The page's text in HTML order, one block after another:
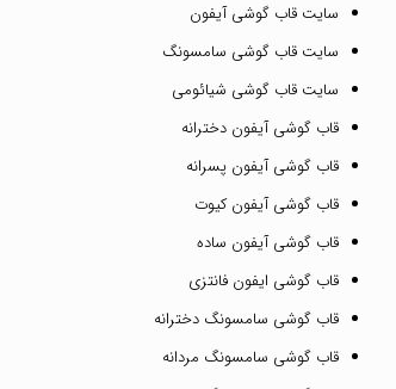
سایت قاب گوشی آیفون
سایت قاب گوشی سامسونگ
سایت قاب گوشی شیائومی
قاب گوشی آیفون دخترانه
قاب گوشی آیفون پسرانه
قاب گوشی آیفون کیوت
قاب گوشی آیفون ساده
قاب گوشی ایفون فانتزی
قاب گوشی سامسونگ دخترانه
قاب گوشی سامسونگ مردانه